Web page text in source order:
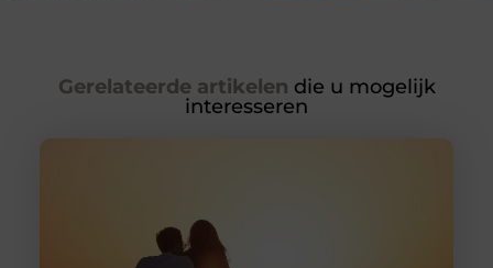
Gerelateerde artikelen die u mogelijk
interesseren